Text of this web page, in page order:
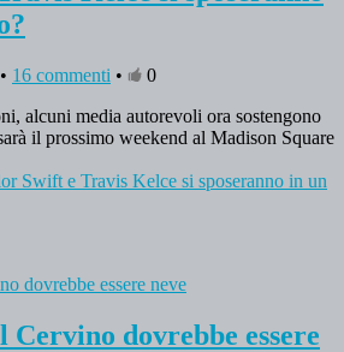
16 commenti •
0
alcuni media autorevoli ora sostengono
il prossimo weekend al Madison Square
Swift e Travis Kelce si sposeranno in un
Cervino dovrebbe essere